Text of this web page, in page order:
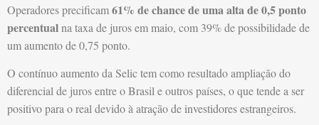
Operadores precificam61% de chance de uma alta de 0,5 ponto
percentualna taxa de juros em maio, com 39% de possibilidade de
um aumento de 0,75 ponto.
O contínuo aumento da Selic tem como resultado ampliação do
diferencial de juros entre o Brasil e outros países, o que tende a ser
positivo para o real devido à atração de investidores estrangeiros.